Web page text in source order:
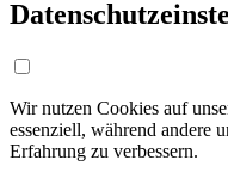
Wir nutzen Cookies auf
essenziell, während andere
Erfahrung zu verbessern.